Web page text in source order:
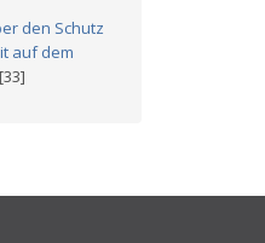
den Schutz
auf dem
[33]